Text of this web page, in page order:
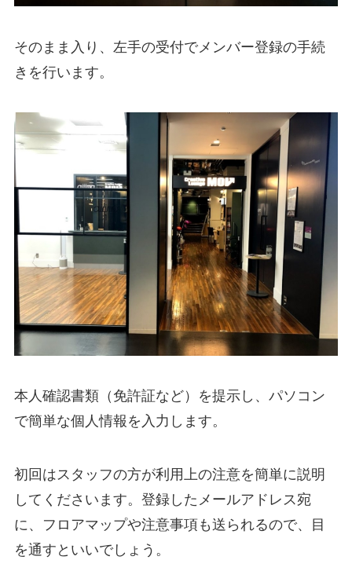
そのまま入り、左手の受付でメンバー登録の手続
きを行います。
本人確認書類（免許証など）を提示し、パソコン
で簡単な個人情報を入力します。
初回はスタッフの方が利用上の注意を簡単に説明
してくださいます。登録したメールアドレス宛
に、フロアマップや注意事項も送られるので、目
を通すといいでしょう。